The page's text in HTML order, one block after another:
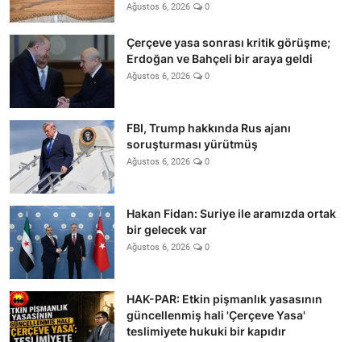
Ağustos 6, 2026 0
Çerçeve yasa sonrası kritik görüşme;
Erdoğan ve Bahçeli bir araya geldi
Ağustos 6, 2026 0
FBI, Trump hakkında Rus ajanı
soruşturması yürütmüş
Ağustos 6, 2026 0
Hakan Fidan: Suriye ile aramızda ortak
bir gelecek var
Ağustos 6, 2026 0
HAK-PAR: Etkin pişmanlık yasasının
güncellenmiş hali 'Çerçeve Yasa'
teslimiyete hukuki bir kapıdır